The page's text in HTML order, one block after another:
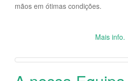
mãos em ótimas condições.
Mais info.